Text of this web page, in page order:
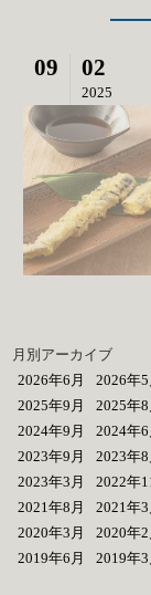
09 02
2025
月別アーカイブ
2026年6月
2026年5
2025年9月
2025年8
2024年9月
2024年6
2023年9月
2023年8
2023年3月
2022年
2021年8月
2021年3
2020年3月
2020年2
2019年6月
2019年3